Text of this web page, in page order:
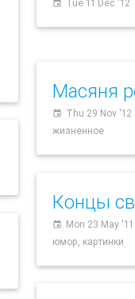
event Tue 11 Dec '12
Масяня
event Thu 29 Nov '12
жизненное
Концы
event Mon 23 May '11
юмор, картинки